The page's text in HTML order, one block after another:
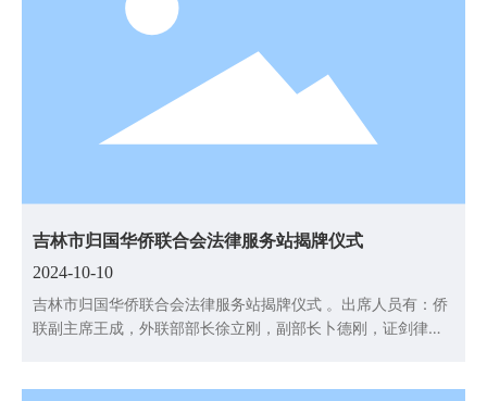
吉林市归国华侨联合会法律服务站揭牌仪式
2024-10-10
吉林市归国华侨联合会法律服务站揭牌仪式 。出席人员有：侨
联副主席王成，外联部部长徐立刚，副部长卜德刚，证剑律师